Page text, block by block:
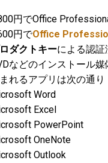
円でOffice
円でOffice
ダクトキーによる認証
などのインストール媒
れるアプリは次の通り
Word
Excel
PowerPoint
OneNote
Outlook